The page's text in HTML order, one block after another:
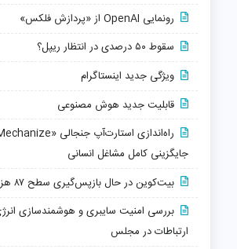
رونمایی OpenAI از «پردازش فلکس»
سقوط ۵۰ درصدی در انتظار ریپل؟
ویژگی جدید اینستاگرام
قابلیت جدید هوش مصنوعی
جایگزینی کامل مشاغل انسانی
بیت‌کوین در حال بازپس‌گیری سطح ۸۷ هزار دلاری است
بررسی امنیت سایبری و هوشمندسازی
ارتباطات در مجلس